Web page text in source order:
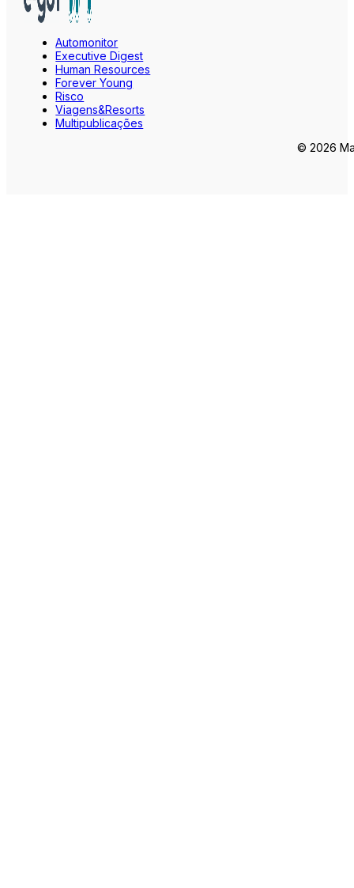
Automonitor
Executive Digest
Human Resources
Forever Young
Risco
Viagens&Resorts
Multipublicações
© 2026